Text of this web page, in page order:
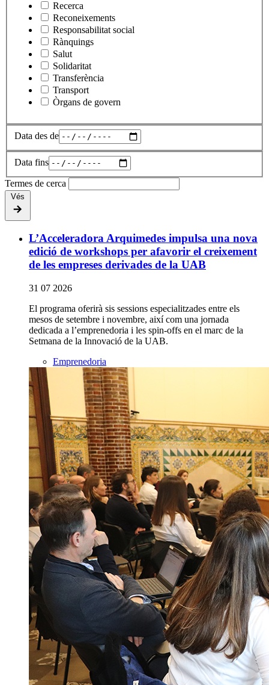
Recerca
Reconeixements
Responsabilitat social
Rànquings
Salut
Solidaritat
Transferència
Transport
Òrgans de govern
Data des de
Data fins
Termes de cerca
Vés
L’Acceleradora Arquimedes impulsa una nova
edició de workshops per afavorir el creixement
de les empreses derivades de la UAB
31 07 2026
El programa oferirà sis sessions especialitzades entre els
mesos de setembre i novembre, així com una jornada
dedicada a l’emprenedoria i les spin-offs en el marc de la
Setmana de la Innovació de la UAB.
Emprenedoria